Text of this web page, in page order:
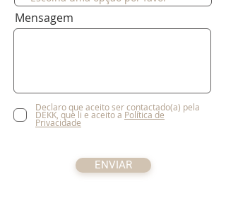
Mensagem
Declaro que aceito ser contactado(a) pela
DEKK, que li e aceito a Política de
Privacidade
ENVIAR